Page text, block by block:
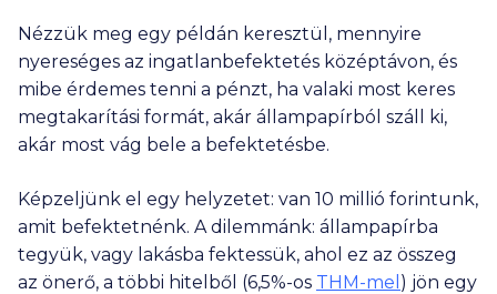
Nézzük meg egy példán keresztül, mennyire
nyereséges az ingatlanbefektetés középtávon, és
mibe érdemes tenni a pénzt, ha valaki most keres
megtakarítási formát, akár állampapírból száll ki,
akár most vág bele a befektetésbe.
Képzeljünk el egy helyzetet: van 10 millió forintunk,
amit befektetnénk. A dilemmánk: állampapírba
tegyük, vagy lakásba fektessük, ahol ez az összeg
az önerő, a többi hitelből (6,5%-os THM-mel ) jön egy